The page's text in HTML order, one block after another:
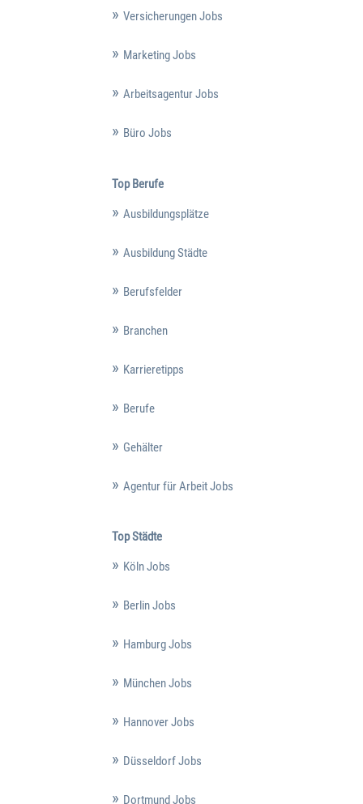
Versicherungen Jobs
Marketing Jobs
Arbeitsagentur Jobs
Büro Jobs
Top Berufe
Ausbildungsplätze
Ausbildung Städte
Berufsfelder
Branchen
Karrieretipps
Berufe
Gehälter
Agentur für Arbeit Jobs
Top Städte
Köln Jobs
Berlin Jobs
Hamburg Jobs
München Jobs
Hannover Jobs
Düsseldorf Jobs
Dortmund Jobs